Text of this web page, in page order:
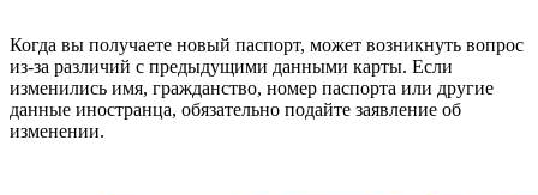
Когда вы получаете новый паспорт, может возникнуть вопрос
из-за различий с предыдущими данными карты. Если
изменились имя, гражданство, номер паспорта или другие
данные иностранца, обязательно подайте заявление об
изменении.